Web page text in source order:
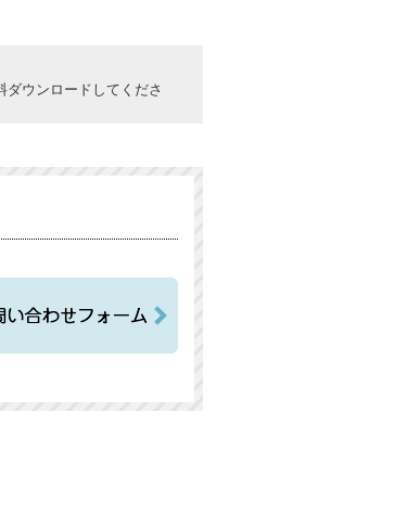
ウンロードしてくださ